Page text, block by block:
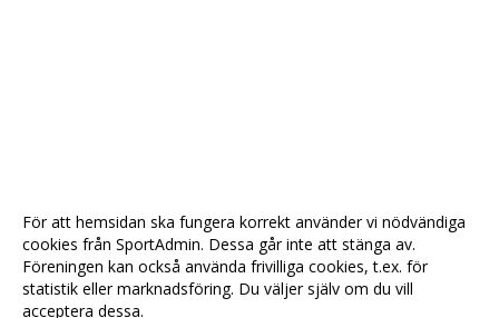
För att hemsidan ska fungera korrekt använder vi nödvändiga
cookies från SportAdmin. Dessa går inte att stänga av.
Föreningen kan också använda frivilliga cookies, t.ex. för
statistik eller marknadsföring. Du väljer själv om du vill
acceptera dessa.